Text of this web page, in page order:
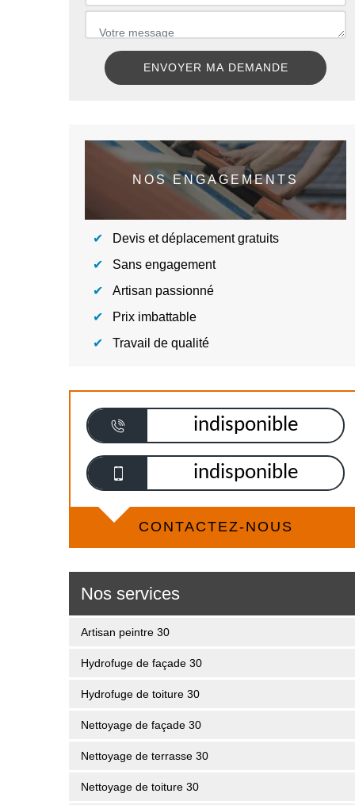
NOS ENGAGEMENTS
Devis et déplacement gratuits
Sans engagement
Artisan passionné
Prix imbattable
Travail de qualité
indisponible
indisponible
CONTACTEZ-NOUS
Nos services
Artisan peintre 30
Hydrofuge de façade 30
Hydrofuge de toiture 30
Nettoyage de façade 30
Nettoyage de terrasse 30
Nettoyage de toiture 30